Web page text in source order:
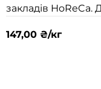
закладів HoReCa.
147,00 ₴/кг